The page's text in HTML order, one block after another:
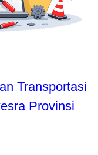
Transportasi
Provinsi